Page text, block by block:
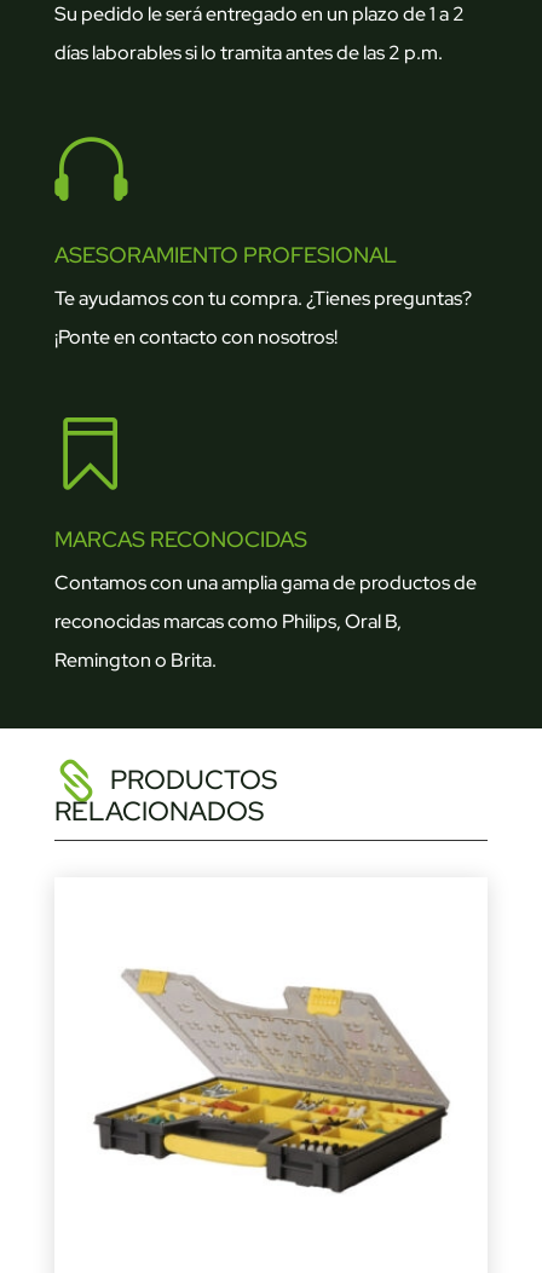
Su pedido le será entregado en un plazo de 1 a 2
días laborables si lo tramita antes de las 2 p.m.

ASESORAMIENTO PROFESIONAL
Te ayudamos con tu compra. ¿Tienes preguntas?
¡Ponte en contacto con nosotros!

MARCAS RECONOCIDAS
Contamos con una amplia gama de productos de
reconocidas marcas como Philips, Oral B,
Remington o Brita.
PRODUCTOS
RELACIONADOS